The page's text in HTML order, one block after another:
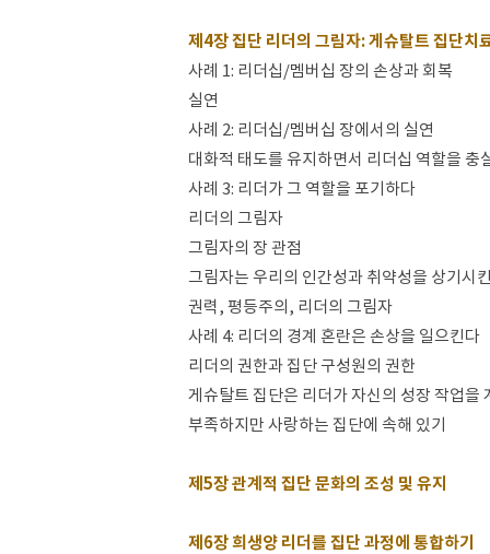
제4장 집단 리더의 그림자: 게슈탈트 집단치
사례 1: 리더십/멤버십 장의 손상과 회복
실연
사례 2: 리더십/멤버십 장에서의 실연
대화적 태도를 유지하면서 리더십 역할을 충
사례 3: 리더가 그 역할을 포기하다
리더의 그림자
그림자의 장 관점
그림자는 우리의 인간성과 취약성을 상기시
권력, 평등주의, 리더의 그림자
사례 4: 리더의 경계 혼란은 손상을 일으킨다
리더의 권한과 집단 구성원의 권한
게슈탈트 집단은 리더가 자신의 성장 작업을
부족하지만 사랑하는 집단에 속해 있기
제5장 관계적 집단 문화의 조성 및 유지
제6장 희생양 리더를 집단 과정에 통합하기